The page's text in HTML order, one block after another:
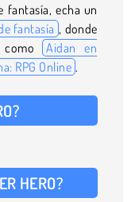
fantasía, echa un
fantasía , donde
como Aidan en
RPG Online .
HERO?